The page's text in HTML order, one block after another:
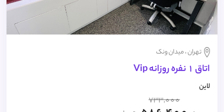
تهران ، میدان ونک
اتاق 1 نفره روزانه Vip
لاین
733,000